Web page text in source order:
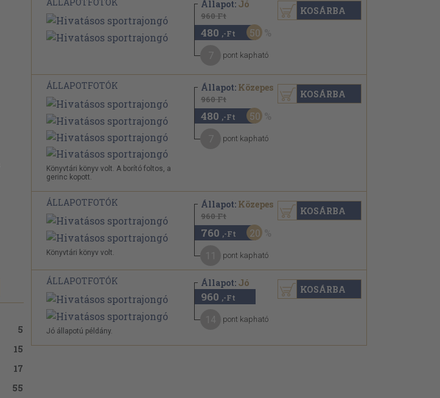
5
15
17
55
Állapot: Jó
960 Ft
480 ,-Ft 50
pont kapható
KOSÁRBA
ÁLLAPOTFOTÓK
Könyvtári könyv volt. A borító foltos, a
gerinc kopott.
Állapot: Közepes
960 Ft
480 ,-Ft 50
pont kapható
KOSÁRBA
ÁLLAPOTFOTÓK
Könyvtári könyv volt.
Állapot: Közepes
960 Ft
760 ,-Ft 20
pont kapható
KOSÁRBA
ÁLLAPOTFOTÓK
Jó állapotú példány.
Állapot: Jó
960 ,-Ft
pont kapható
KOSÁRBA